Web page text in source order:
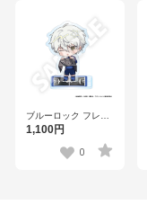
ブルーロック フレフ
レンズアクリルスタ
1,100円
0